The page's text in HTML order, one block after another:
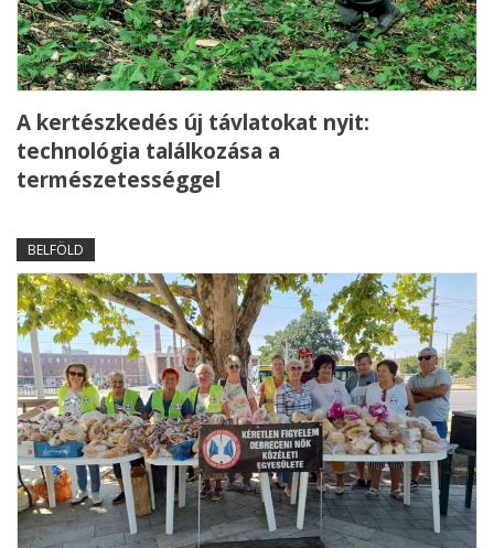
A kertészkedés új távlatokat nyit:
technológia találkozása a
természetességgel
BELFÖLD